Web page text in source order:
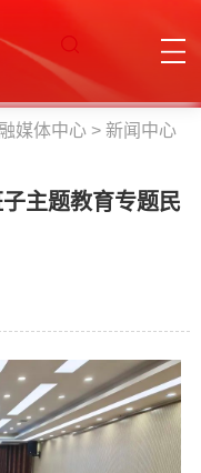
媒体中心 > 新闻中心
主题教育专题民